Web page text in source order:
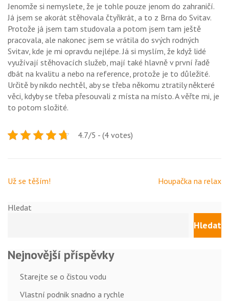
Jenomže si nemyslete, že je tohle pouze jenom do zahraničí.
Já jsem se akorát stěhovala čtyřikrát, a to z Brna do Svitav.
Protože já jsem tam studovala a potom jsem tam ještě
pracovala, ale nakonec jsem se vrátila do svých rodných
Svitav, kde je mi opravdu nejlépe. Já si myslím, že když lidé
využívají stěhovacích služeb, mají také hlavně v první řadě
dbát na kvalitu a nebo na reference, protože je to důležité.
Určitě by nikdo nechtěl, aby se třeba někomu ztratily některé
věci, kdyby se třeba přesouvali z místa na místo. A věřte mi, je
to potom složité.
4.7/5 - (4 votes)
Navigace
příspěvek
Už se těším! Houpačka na relax
Hledat
Hledat
Nejnovější příspěvky
Starejte se o čistou vodu
Vlastní podnik snadno a rychle